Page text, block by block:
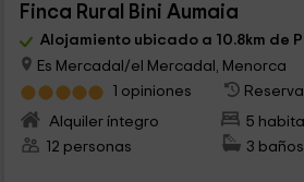
Finca Rural Bini Aumaia
Alojamiento ubicado a 10.8km de
Es Mercadal/el Mercadal, Menorca
1 opiniones
Alquiler íntegro
5
12 personas
3 baños